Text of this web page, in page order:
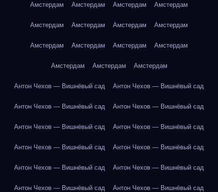
Амстердам Амстердам Амстердам Амстердам
Амстердам Амстердам Амстердам Амстердам
Амстердам Амстердам Амстердам Амстердам
Амстердам Амстердам Амстердам
Антон Чехов — Вишнёвый сад Антон Чехов — Вишнёвый сад
Антон Чехов — Вишнёвый сад Антон Чехов — Вишнёвый сад
Антон Чехов — Вишнёвый сад Антон Чехов — Вишнёвый сад
Антон Чехов — Вишнёвый сад Антон Чехов — Вишнёвый сад
Антон Чехов — Вишнёвый сад Антон Чехов — Вишнёвый сад
Антон Чехов — Вишнёвый сад Антон Чехов — Вишнёвый сад